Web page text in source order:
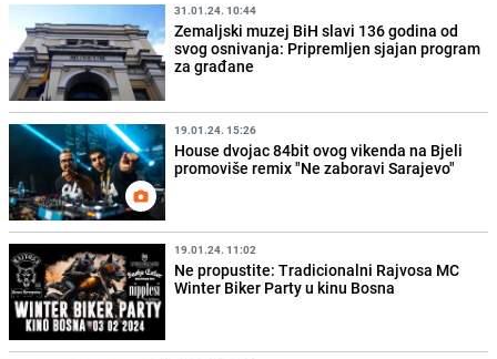
31.01.24. 10:44
Zemaljski muzej BiH slavi 136 godina od
svog osnivanja: Pripremljen sjajan program
za građane
19.01.24. 15:26
House dvojac 84bit ovog vikenda na Bjeli
promoviše remix "Ne zaboravi Sarajevo"
19.01.24. 11:02
Ne propustite: Tradicionalni Rajvosa MC
Winter Biker Party u kinu Bosna